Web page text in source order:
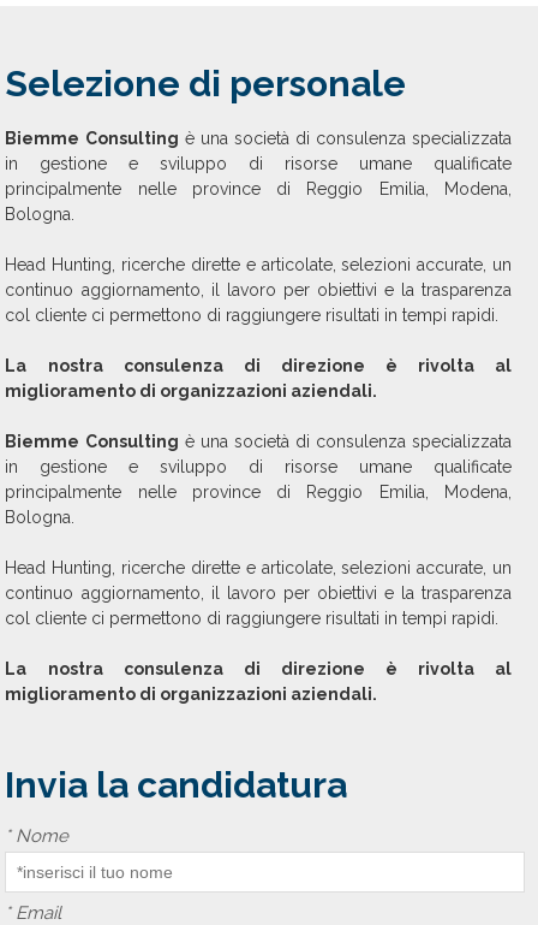
Selezione di personale
Biemme Consulting è una società di consulenza specializzata
in gestione e sviluppo di risorse umane qualificate
principalmente nelle province di Reggio Emilia, Modena,
Bologna.
Head Hunting, ricerche dirette e articolate, selezioni accurate, un
continuo aggiornamento, il lavoro per obiettivi e la trasparenza
col cliente ci permettono di raggiungere risultati in tempi rapidi.
La nostra consulenza di direzione è rivolta al
miglioramento di organizzazioni aziendali.
Biemme Consulting è una società di consulenza specializzata
in gestione e sviluppo di risorse umane qualificate
principalmente nelle province di Reggio Emilia, Modena,
Bologna.
Head Hunting, ricerche dirette e articolate, selezioni accurate, un
continuo aggiornamento, il lavoro per obiettivi e la trasparenza
col cliente ci permettono di raggiungere risultati in tempi rapidi.
La nostra consulenza di direzione è rivolta al
miglioramento di organizzazioni aziendali.
Invia la candidatura
*Nome
*Email